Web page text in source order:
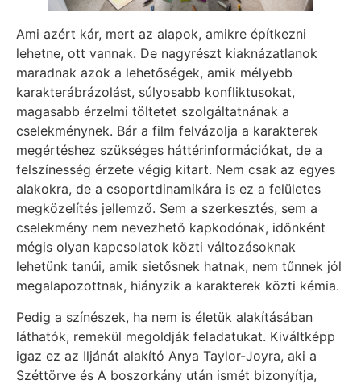
Ami azért kár, mert az alapok, amikre építkezni
lehetne, ott vannak. De nagyrészt kiaknázatlanok
maradnak azok a lehetőségek, amik mélyebb
karakterábrázolást, súlyosabb konfliktusokat,
magasabb érzelmi töltetet szolgáltatnának a
cselekménynek. Bár a film felvázolja a karakterek
megértéshez szükséges háttérinformációkat, de a
felszínesség érzete végig kitart. Nem csak az egyes
alakokra, de a csoportdinamikára is ez a felületes
megközelítés jellemző. Sem a szerkesztés, sem a
cselekmény nem nevezhető kapkodónak, időnként
mégis olyan kapcsolatok közti változásoknak
lehetünk tanúi, amik sietősnek hatnak, nem tűnnek jól
megalapozottnak, hiányzik a karakterek közti kémia.
Pedig a színészek, ha nem is életük alakításában
láthatók, remekül megoldják feladatukat. Kiváltképp
igaz ez az Iljánát alakító Anya Taylor-Joyra, aki a
Széttörve és A boszorkány után ismét bizonyítja,